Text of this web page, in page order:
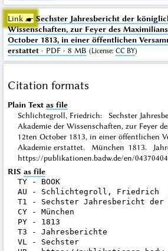
Link ☛ Sechster Jahresbericht der
Wissenschaften, zur Feyer des
October 1813, in einer öffentlichen
erstattet· PDF · 8 MB (License: CC BY)
Citation formats
Plain Text as file
Schlichtegroll, Friedrich: Sechster
Akademie der Wissenschaften, zur Feyer
12ten October 1813, in einer öffentlichen
Akademie erstattet. München 1813.
https://publikationen.badw.de/en/
RIS as file
TY - BOOK
AU - Schlichtegroll, Friedrich
T1 - Sechster Jahresbericht der
CY - München
PY - 1813
T3 - Jahresberichte
VL - Sechster